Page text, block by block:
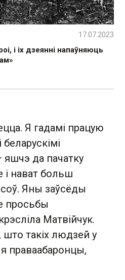
і іх дзеянні напаўняюць
17.07.2023
Я гадамі працую
беларускімі
яшчэ да пачатку
і нават больш
Яны заўсёды
просьбы
Матвійчук.
што такіх людзей у
праваабаронцы,